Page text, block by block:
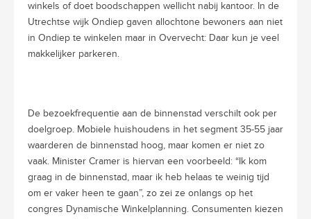
winkels of doet boodschappen wellicht nabij kantoor. In de
Utrechtse wijk Ondiep gaven allochtone bewoners aan niet
in Ondiep te winkelen maar in Overvecht: Daar kun je veel
makkelijker parkeren.
De bezoekfrequentie aan de binnenstad verschilt ook per
doelgroep. Mobiele huishoudens in het segment 35-55 jaar
waarderen de binnenstad hoog, maar komen er niet zo
vaak. Minister Cramer is hiervan een voorbeeld: “Ik kom
graag in de binnenstad, maar ik heb helaas te weinig tijd
om er vaker heen te gaan”, zo zei ze onlangs op het
congres Dynamische Winkelplanning. Consumenten kiezen